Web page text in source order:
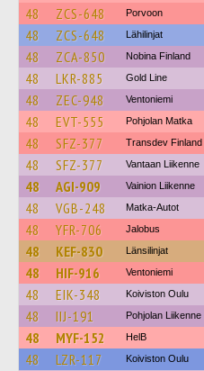
48 ZCS-648 Porvoon
48 ZCS-648 Lähilinjat
48 ZCA-850 Nobina Finland
48 LKR-885 Gold Line
48 ZEC-948 Ventoniemi
48 EVT-555 Pohjolan Matka
48 SFZ-377 Transdev Finland
48 SFZ-377 Vantaan Liikenne
48 AGI-909 Vainion Liikenne
48 VGB-248 Matka-Autot
48 YFR-706 Jalobus
48 KEF-830 Länsilinjat
48 HIF-916 Ventoniemi
48 EIK-348 Koiviston Oulu
48 IIJ-191 Pohjolan Liikenne
48 MYF-152 HelB
48 LZR-117 Koiviston Oulu